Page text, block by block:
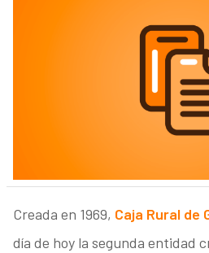
Creada en 1969, Caja Rural de
día de hoy la segunda entidad